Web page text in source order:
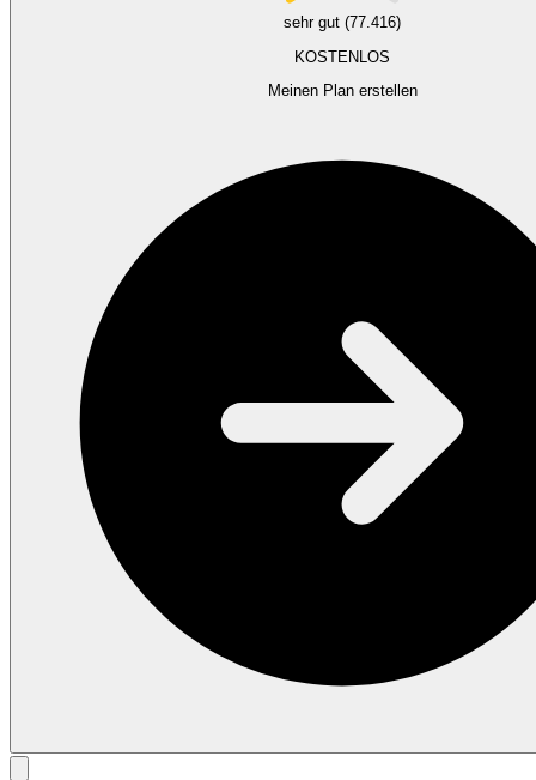
sehr gut (77.416)
KOSTENLOS
Meinen Plan erstellen